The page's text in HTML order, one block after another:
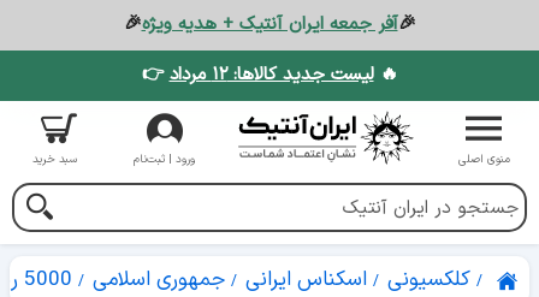
🎉آفر جمعه ایران آنتیک + هدیه ویژه🎉
🔥لیست جدید کالاها: ۱۲ مرداد 👉
منوی اصلی ورود | ثبت‌نام سبد خرید
کلکسیونی اسکناس ایرانی جمهوری اسلامی 5000 ریال